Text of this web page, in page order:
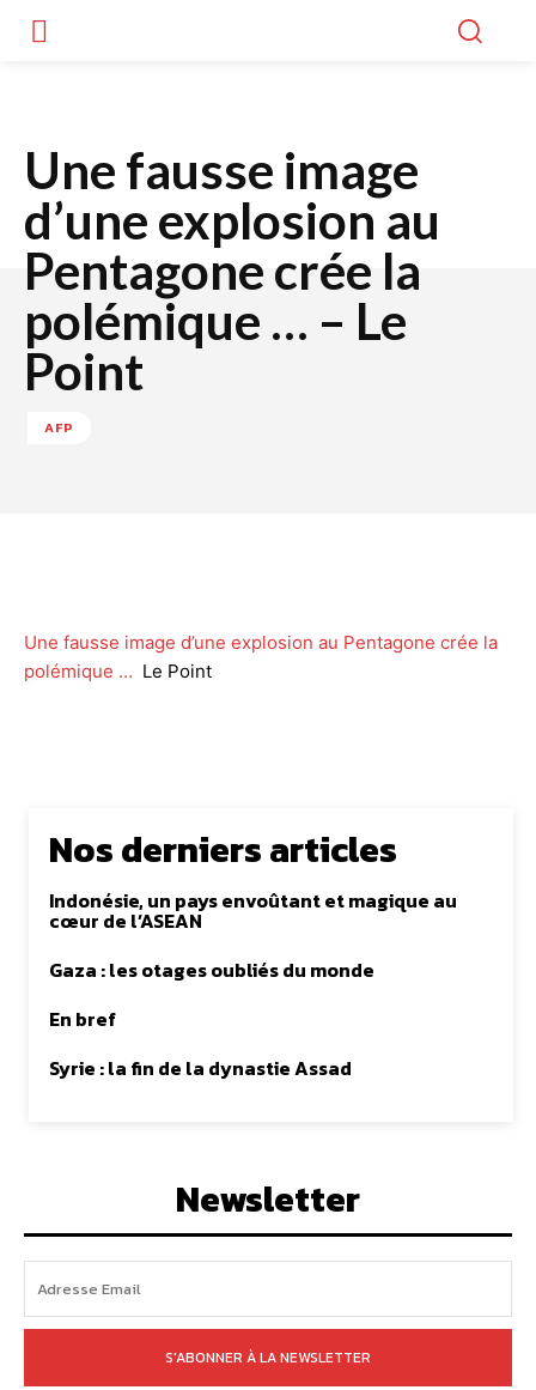
Une fausse image
d’une explosion au
Pentagone crée la
polémique … – Le
Point
AFP
Une fausse image d’une explosion au Pentagone crée la
polémique … Le Point
Nos derniers articles
Indonésie, un pays envoûtant et magique au
cœur de l’ASEAN
Gaza : les otages oubliés du monde
En bref
Syrie : la fin de la dynastie Assad
Newsletter
S'ABONNER À LA NEWSLETTER